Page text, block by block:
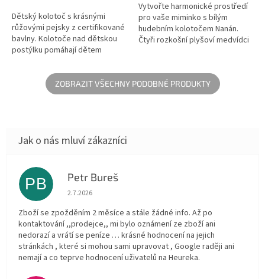
Dětský kolotoč s krásnými
růžovými pejsky z certifikované
bavlny. Kolotoče nad dětskou
postýlku pomáhají dětem
pozoruje tvary, barvy, může do
hvězdiček.
Vytvořte harmonické prostředí
pro vaše miminko s bílým
hudebním kolotočem Nanán.
Čtyři rozkošní plyšoví medvídci
ZOBRAZIT VŠECHNY PODOBNÉ PRODUKTY
PB Petr Bureš
Hodnocení obchodu je 1 z 5 hvězdiček.
2.7.2026
Zboží se zpožděním 2 měsíce a stále žádné info. Až po
kontaktování ,,prodejce,, mi bylo oznámení ze zboží ani
nedorazí a vrátí se peníze … krásné hodnocení na jejich
stránkách , které si mohou sami upravovat , Google raději ani
nemají a co teprve hodnocení uživatelů na Heureka.